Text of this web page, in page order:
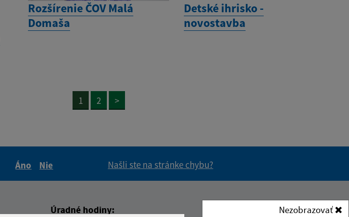
Nezobrazovať
Rozšírenie ČOV Malá
Domaša
Detské ihrisko -
novostavba
1 2 >
Áno
Nie
Našli ste na stránke chybu?
Úradné hodiny: